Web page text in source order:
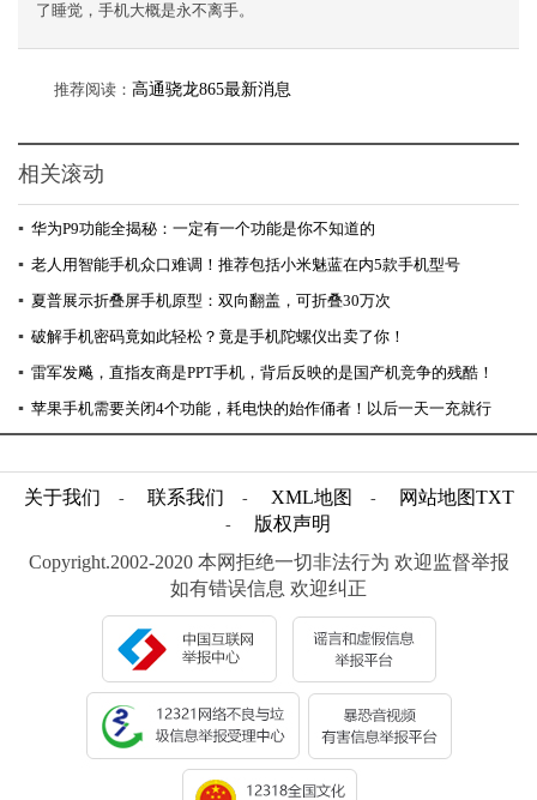
了睡觉，手机大概是永不离手。
推荐阅读： 高通骁龙865最新消息
相关滚动
▪ 华为P9功能全揭秘：一定有一个功能是你不知道的
▪ 老人用智能手机众口难调！推荐包括小米魅蓝在内5款手机型号
▪ 夏普展示折叠屏手机原型：双向翻盖，可折叠30万次
▪ 破解手机密码竟如此轻松？竟是手机陀螺仪出卖了你！
▪ 雷军发飚，直指友商是PPT手机，背后反映的是国产机竞争的残酷！
▪ 苹果手机需要关闭4个功能，耗电快的始作俑者！以后一天一充就行
关于我们 - 联系我们 - XML地图 - 网站地图TXT
-
版权声明
Copyright.2002-2020 本网拒绝一切非法行为 欢迎监督举报
如有错误信息 欢迎纠正